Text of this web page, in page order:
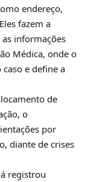
endereço,
fazem a
informações
Médica, onde o
e define a
de
o
por
diante de crises
registrou